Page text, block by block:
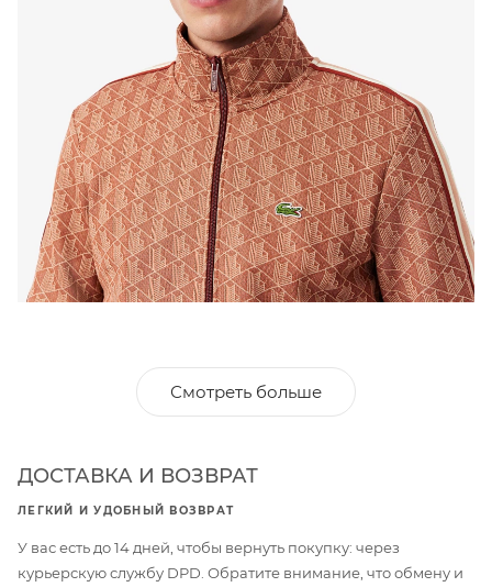
Смотреть больше
ДОСТАВКА И ВОЗВРАТ
ЛЕГКИЙ И УДОБНЫЙ ВОЗВРАТ
У вас есть до 14 дней, чтобы вернуть покупку: через
курьерскую службу DPD. Обратите внимание, что обмену и